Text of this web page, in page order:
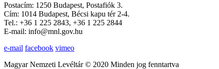
Postacím: 1250 Budapest, Postafiók 3.
Cím: 1014 Budapest, Bécsi kapu tér 2-4.
Tel.: +36 1 225 2843, +36 1 225 2844
E-mail: info@mnl.gov.hu
e-mail facebook vimeo
Magyar Nemzeti Levéltár © 2020 Minden jog fenntartva